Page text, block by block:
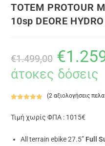
TOTEM PROTOUR
10sp DEORE HYDRO
€1.499,00 €
άτοκες δόσεις
ηκε με5.00
βαθμολογίες
(2 αξιολογήσεις
Τιμή χωρίς ΦΠΑ : 1015€
All terrain ebike 27.5” Full